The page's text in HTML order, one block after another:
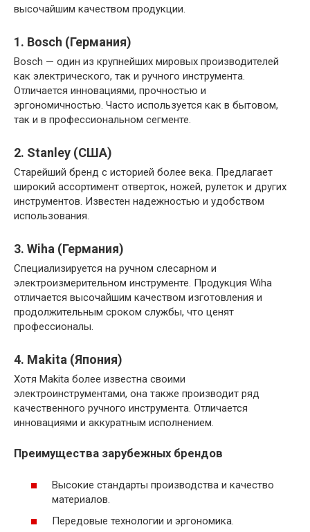
высочайшим качеством продукции.
1. Bosch (Германия)
Bosch — один из крупнейших мировых производителей
как электрического, так и ручного инструмента.
Отличается инновациями, прочностью и
эргономичностью. Часто используется как в бытовом,
так и в профессиональном сегменте.
2. Stanley (США)
Старейший бренд с историей более века. Предлагает
широкий ассортимент отверток, ножей, рулеток и других
инструментов. Известен надежностью и удобством
использования.
3. Wiha (Германия)
Специализируется на ручном слесарном и
электроизмерительном инструменте. Продукция Wiha
отличается высочайшим качеством изготовления и
продолжительным сроком службы, что ценят
профессионалы.
4. Makita (Япония)
Хотя Makita более известна своими
электроинструментами, она также производит ряд
качественного ручного инструмента. Отличается
инновациями и аккуратным исполнением.
Преимущества зарубежных брендов
Высокие стандарты производства и качество
материалов.
Передовые технологии и эргономика.